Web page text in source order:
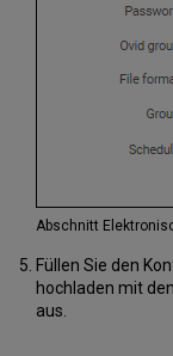
Abschnitt
Füllen Sie den
hochladen mit
aus.